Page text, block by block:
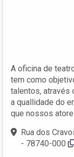
A oficina de
tem como
talentos, através
a quallidade do
que nossos
Rua dos
- 78740-000